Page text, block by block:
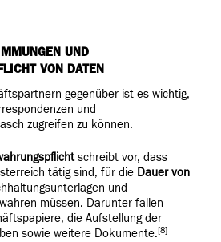
UND
VON DATEN
gegenüber ist es wichtig,
und
zugreifen zu können.
schreibt vor, dass
tätig sind, für die Dauer von
und
müssen. Darunter fallen
die Aufstellung der
sowie weitere Dokumente.[8]